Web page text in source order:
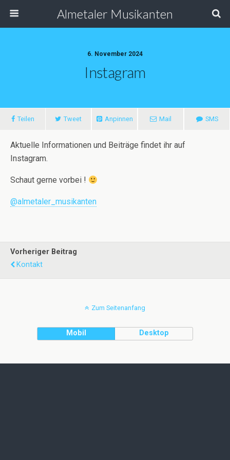
Almetaler Musikanten
6. November 2024
Instagram
Teilen Tweet Anpinnen Mail SMS
Aktuelle Informationen und Beiträge findet ihr auf
Instagram.
Schaut gerne vorbei !
@almetaler_musikanten
Vorheriger Beitrag
Kontakt
Zum Seitenanfang
Mobil Desktop